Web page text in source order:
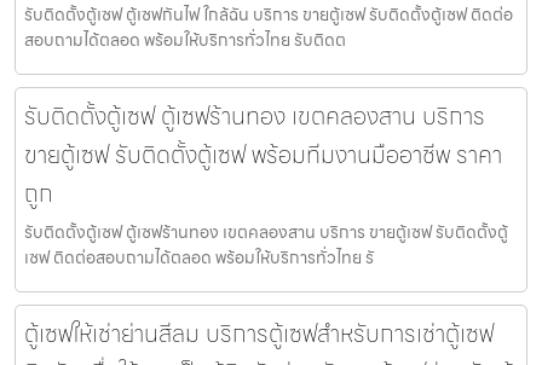
รับติดตั้งตู้เซฟ ตู้เซฟกันไฟ ใกล้ฉัน บริการ ขายตู้เซฟ รับติดตั้งตู้เซฟ ติดต่อ
สอบถามได้ตลอด พร้อมให้บริการทั่วไทย รับติดต
รับติดตั้งตู้เซฟ ตู้เซฟร้านทอง เขตคลองสาน บริการ
ขายตู้เซฟ รับติดตั้งตู้เซฟ พร้อมทีมงานมืออาชีพ ราคา
ถูก
รับติดตั้งตู้เซฟ ตู้เซฟร้านทอง เขตคลองสาน บริการ ขายตู้เซฟ รับติดตั้งตู้
เซฟ ติดต่อสอบถามได้ตลอด พร้อมให้บริการทั่วไทย รั
ตู้เซฟให้เช่าย่านสีลม บริการตู้เซฟสำหรับการเช่าตู้เซฟ